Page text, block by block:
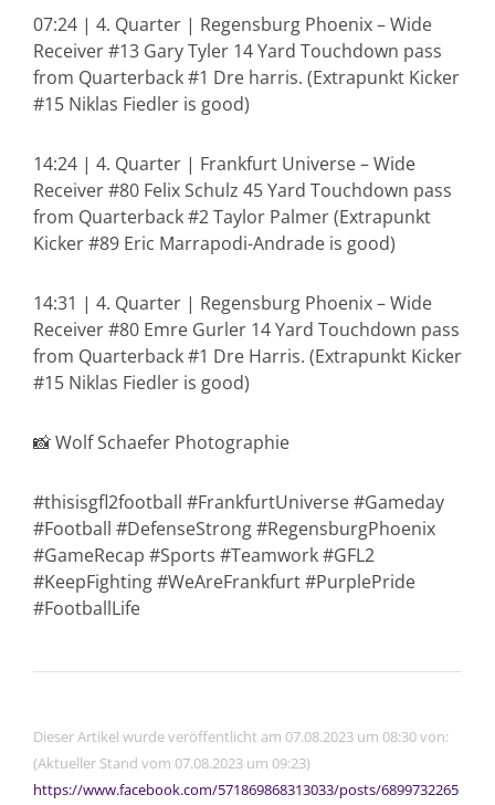
07:24 | 4. Quarter | Regensburg Phoenix – Wide
Receiver #13 Gary Tyler 14 Yard Touchdown pass
from Quarterback #1 Dre harris. (Extrapunkt Kicker
#15 Niklas Fiedler is good)
14:24 | 4. Quarter | Frankfurt Universe – Wide
Receiver #80 Felix Schulz 45 Yard Touchdown pass
from Quarterback #2 Taylor Palmer (Extrapunkt
Kicker #89 Eric Marrapodi-Andrade is good)
14:31 | 4. Quarter | Regensburg Phoenix – Wide
Receiver #80 Emre Gurler 14 Yard Touchdown pass
from Quarterback #1 Dre Harris. (Extrapunkt Kicker
#15 Niklas Fiedler is good)
📸 Wolf Schaefer Photographie
#thisisgfl2football #FrankfurtUniverse #Gameday
#Football #DefenseStrong #RegensburgPhoenix
#GameRecap #Sports #Teamwork #GFL2
#KeepFighting #WeAreFrankfurt #PurplePride
#FootballLife
Dieser Artikel wurde veröffentlicht am 07.08.2023 um 08:30 von:
(Aktueller Stand vom 07.08.2023 um 09:23)
https://www.facebook.com/571869868313033/posts/6899732265